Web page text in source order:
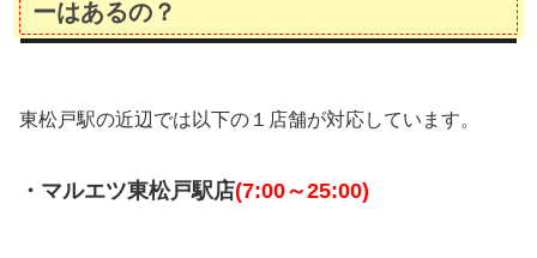
ーはあるの？
東松戸駅の近辺では以下の１店舗が対応しています。
・マルエツ東松戸駅店(7:00～25:00)